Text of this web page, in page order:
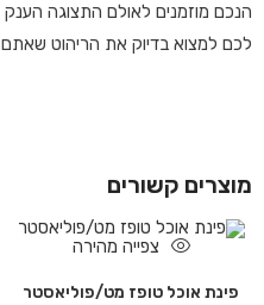
הנכם מוזמנים לאולם התצוגה הענק
לכם למצוא בדיוק את הריהוט
מוצרים קשורים
צפייה מהירה
פינת אוכל טופז מט/פוליאסטר